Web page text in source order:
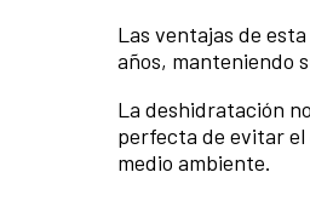
Las ventajas de
años, manteniendo
La deshidratación
perfecta de evitar
medio ambiente.